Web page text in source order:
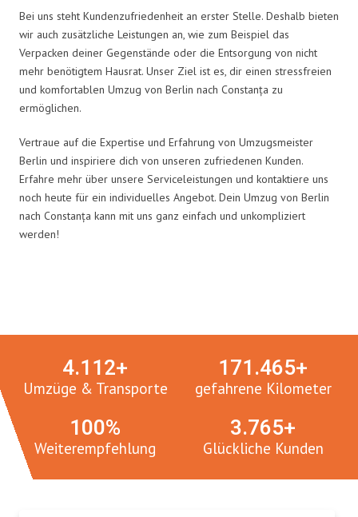
Bei uns steht Kundenzufriedenheit an erster Stelle. Deshalb bieten
wir auch zusätzliche Leistungen an, wie zum Beispiel das
Verpacken deiner Gegenstände oder die Entsorgung von nicht
mehr benötigtem Hausrat. Unser Ziel ist es, dir einen stressfreien
und komfortablen Umzug von Berlin nach Constanța zu
ermöglichen.
Vertraue auf die Expertise und Erfahrung von Umzugsmeister
Berlin und inspiriere dich von unseren zufriedenen Kunden.
Erfahre mehr über unsere Serviceleistungen und kontaktiere uns
noch heute für ein individuelles Angebot. Dein Umzug von Berlin
nach Constanța kann mit uns ganz einfach und unkompliziert
werden!
Umzüge & Transporte
4.112+
gefahrene Kilometer
171.465+
Weiterempfehlung
100%
Glückliche Kunden
3.765+